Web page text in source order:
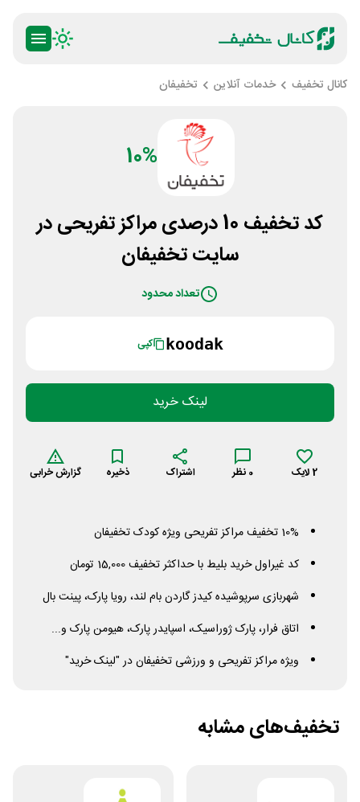
کانال تخفیف خدمات آنلاین تخفیفان
10%
کد تخفیف 10 درصدی مراکز تفریحی در
سایت تخفیفان
تعداد محدود
koodak کپی
لینک خرید
2لایک 0 نظر اشتراک ذخیره گزارش خرابی
10% تخفیف مراکز تفریحی ویژه کودک تخفیفان
کد غیراول خرید بلیط با حداکثر تخفیف 15,000 تومان
شهربازی سرپوشیده کیدز گاردن بام لند، رویا پارک، پینت بال
اتاق فرار، پارک ژوراسیک، اسپایدر پارک، هیومن پارک و...
ویژه مراکز تفریحی و ورزشی تخفیفان در "لینک خرید"
تخفیف‌های مشابه